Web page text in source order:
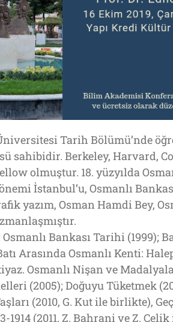
Tarih Bölümü’nde
sahibidir. Berkeley, Harvard,
olmuştur. 18. yüzyılda
İstanbul’u, Osmanlı
yazım, Osman Hamdi Bey,
Bankası Tarihi (1999);
Arasında Osmanlı Kenti:
Osmanlı Nişan ve
(2005); Doğuyu Tüketmek
(2010, G. Kut ile birlikte),
(2011, Z. Bahrani ve Z.